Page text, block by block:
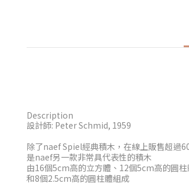
Description
設計師: Peter Schmid, 1959
除了naef Spiel經典積木，在線上販售超過
是naef另一款非常具代表性的積木
由16個5cm高的立方體、12個5cm高的圓柱
和8個2.5cm高的圓柱體組成